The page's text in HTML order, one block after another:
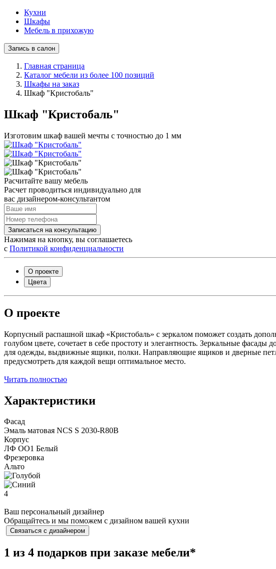
Кухни
Шкафы
Мебель в прихожую
Запись в салон
Главная страница
Каталог мебели из более 100 позиций
Шкафы на заказ
Шкаф "Кристобаль"
Шкаф "Кристобаль"
Изготовим шкаф вашей мечты с точностью до 1 мм
Расчитайте вашу мебель
Расчет проводиться индивидуально для
вас дизайнером-консультантом
Записаться на консультацию
Нажимая на кнопку, вы соглашаетесь
с Политикой конфиденциальности
О проекте
Цвета
О проекте
Корпусный распашной шкаф «Кристобаль» с зеркалом поможет создать
голубом цвете, сочетает в себе простоту и элегантность. Зеркальные
для одежды, выдвижные ящики, полки. Направляющие ящиков и дверные
предусмотреть для каждой вещи оптимальное место.
Читать полностью
Характеристики
Фасад
Эмаль матовая NCS S 2030-R80B
Корпус
ЛФ ОО1 Белый
Фрезеровка
Альто
4
Ваш персональный дизайнер
Обращайтесь и мы поможем с дизайном вашей кухни
Связаться с дизайнером
1 из 4 подарков при заказе мебели*